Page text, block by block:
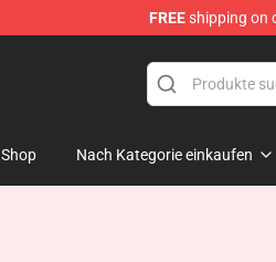
FREEshipping on
Shop Nach Kategorie einkaufen